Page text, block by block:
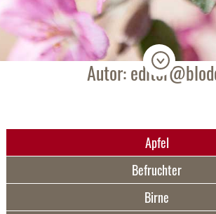
Autor:
Apfel
Befruchter
Birne